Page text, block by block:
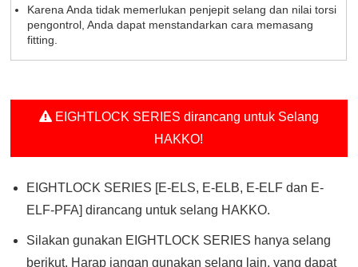
Karena Anda tidak memerlukan penjepit selang dan nilai torsi
pengontrol, Anda dapat menstandarkan cara memasang
fitting.
EIGHTLOCK SERIES dirancang untuk Selang
HAKKO!
EIGHTLOCK SERIES [E-ELS, E-ELB, E-ELF dan E-
ELF-PFA] dirancang untuk selang HAKKO.
Silakan gunakan EIGHTLOCK SERIES hanya selang
berikut. Harap jangan gunakan selang lain, yang dapat